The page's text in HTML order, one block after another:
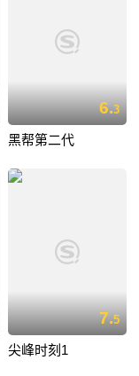
6.3
黑帮第二代
7.5
尖峰时刻1